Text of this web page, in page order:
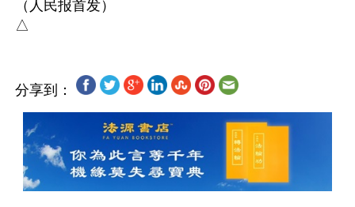
（人民报首发）
分享到：